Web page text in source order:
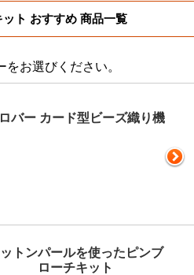
ト おすすめ 商品一覧
お選びください。
バー カード型ビーズ織り機
トンパールを使ったピンブ
ローチキット